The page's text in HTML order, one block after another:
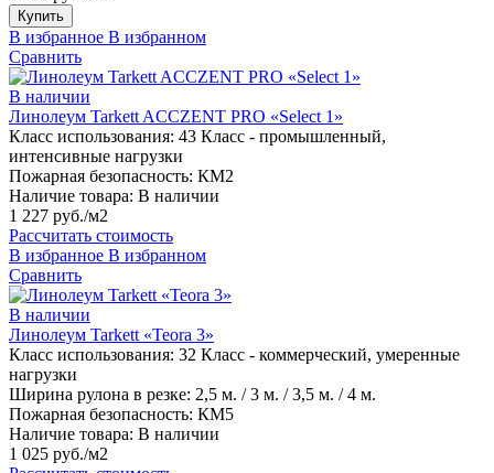
Купить
В избранное В избранном
Сравнить
В наличии
Линолеум Tarkett ACCZENT PRO «Select 1»
Класс использования: 43 Класс - промышленный,
интенсивные нагрузки
Пожарная безопасность: КМ2
Наличие товара: В наличии
1 227 руб./м2
Рассчитать стоимость
В избранное В избранном
Сравнить
В наличии
Линолеум Tarkett «Teora 3»
Класс использования: 32 Класс - коммерческий, умеренные
нагрузки
Ширина рулона в резке: 2,5 м. / 3 м. / 3,5 м. / 4 м.
Пожарная безопасность: КМ5
Наличие товара: В наличии
1 025 руб./м2